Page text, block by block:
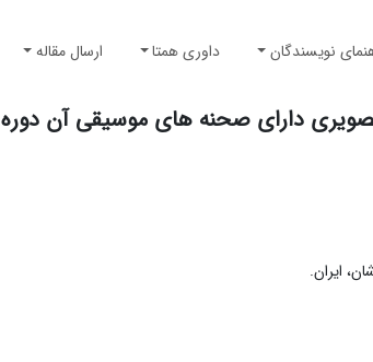
نویسندگان داوری همتا ارسال مقاله
دارای صحنه های موسیقی آن دوره
ایران.